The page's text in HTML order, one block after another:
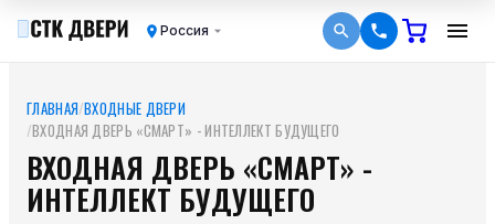
Россия
ГЛАВНАЯ/ВХОДНЫЕ ДВЕРИ
/ВХОДНАЯ ДВЕРЬ «СМАРТ» - ИНТЕЛЛЕКТ БУДУЩЕГО
ВХОДНАЯ ДВЕРЬ «СМАРТ» -
ИНТЕЛЛЕКТ БУДУЩЕГО